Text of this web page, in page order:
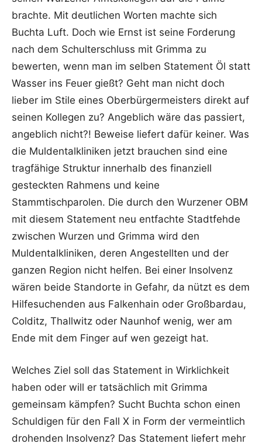
brachte. Mit deutlichen Worten machte sich
Buchta Luft. Doch wie Ernst ist seine Forderung
nach dem Schulterschluss mit Grimma zu
bewerten, wenn man im selben Statement Öl statt
Wasser ins Feuer gießt? Geht man nicht doch
lieber im Stile eines Oberbürgermeisters direkt auf
seinen Kollegen zu? Angeblich wäre das passiert,
angeblich nicht?! Beweise liefert dafür keiner. Was
die Muldentalkliniken jetzt brauchen sind eine
tragfähige Struktur innerhalb des finanziell
gesteckten Rahmens und keine
Stammtischparolen. Die durch den Wurzener OBM
mit diesem Statement neu entfachte Stadtfehde
zwischen Wurzen und Grimma wird den
Muldentalkliniken, deren Angestellten und der
ganzen Region nicht helfen. Bei einer Insolvenz
wären beide Standorte in Gefahr, da nützt es dem
Hilfesuchenden aus Falkenhain oder Großbardau,
Colditz, Thallwitz oder Naunhof wenig, wer am
Ende mit dem Finger auf wen gezeigt hat.
Welches Ziel soll das Statement in Wirklichkeit
haben oder will er tatsächlich mit Grimma
gemeinsam kämpfen? Sucht Buchta schon einen
Schuldigen für den Fall X in Form der vermeintlich
drohenden Insolvenz? Das Statement liefert mehr